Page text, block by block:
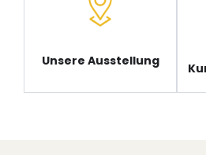
Unsere Ausstellung